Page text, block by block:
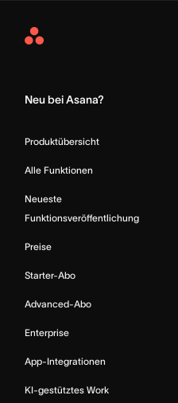
Asana
Neu bei Asana?
Produktübersicht
Alle Funktionen
Neueste
Funktionsveröffentlichung
Preise
Starter-Abo
Advanced-Abo
Enterprise
App-Integrationen
KI-gestütztes Work